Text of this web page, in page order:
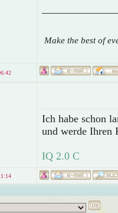
Make the best of
Ich habe schon
und werde Ihren
IQ 2.0 C